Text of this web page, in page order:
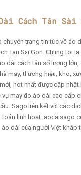
Cách Tân Sài
chuyên trang tin tức về áo
Tân Sài Gòn. Chúng tôi
dài cách tân số lượng lớn,
may, thương hiệu, kho,
hot nhất được cập nhật
may đo áo dài cao cấp
Sago liên kết với các
toán linh hoạt.
áo dài của người Việt khắp